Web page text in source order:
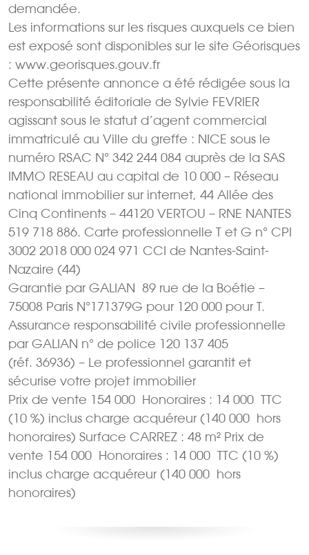
demandée.
Les informations sur les risques auxquels ce bien
est exposé sont disponibles sur le site Géorisques
: www.georisques.gouv.fr
Cette présente annonce a été rédigée sous la
responsabilité éditoriale de Sylvie FEVRIER
agissant sous le statut d’agent commercial
immatriculé au Ville du greffe : NICE sous le
numéro RSAC N° 342 244 084 auprès de la SAS
IMMO RESEAU au capital de 10 000 – Réseau
national immobilier sur internet, 44 Allée des
Cinq Continents – 44120 VERTOU – RNE NANTES
519 718 886. Carte professionnelle T et G n° CPI
3002 2018 000 024 971 CCI de Nantes-Saint-
Nazaire (44)
Garantie par GALIAN  89 rue de la Boétie –
75008 Paris N°171379G pour 120 000 pour T.
Assurance responsabilité civile professionnelle
par GALIAN n° de police 120 137 405
(réf. 36936) – Le professionnel garantit et
sécurise votre projet immobilier
Prix de vente 154 000  Honoraires : 14 000  TTC
(10 %) inclus charge acquéreur (140 000  hors
honoraires) Surface CARREZ : 48 m² Prix de
vente 154 000  Honoraires : 14 000  TTC (10 %)
inclus charge acquéreur (140 000  hors
honoraires)